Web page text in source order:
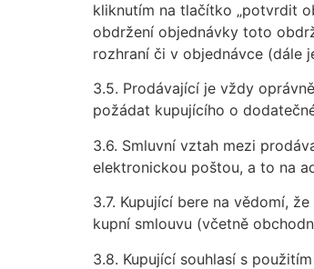
kliknutím na tlačítko „potvrdit
obdržení objednávky toto
rozhraní či v objednávce (dále
3.5. Prodávající je vždy
požádat kupujícího o
3.6. Smluvní vztah mezi
elektronickou poštou, a to na
3.7. Kupující bere na vědomí,
kupní smlouvu (včetně
3.8. Kupující souhlasí s